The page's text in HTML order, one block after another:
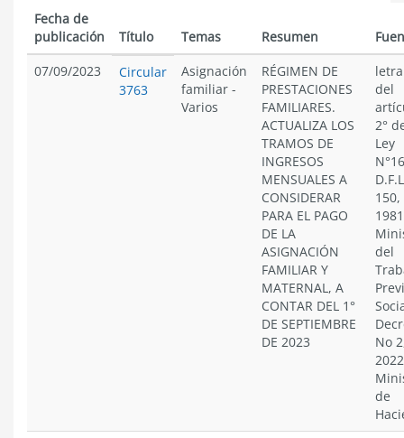
Fecha de
publicación
Título Temas Resumen
07/09/2023
Circular
3763
Asignación
familiar -
Varios
RÉGIMEN DE
PRESTACIONES
FAMILIARES.
ACTUALIZA LOS
TRAMOS DE
INGRESOS
MENSUALES A
CONSIDERAR
PARA EL PAGO
DE LA
ASIGNACIÓN
FAMILIAR Y
MATERNAL, A
CONTAR DEL 1°
DE SEPTIEMBRE
DE 2023
del
2°
Ley
del
No
de